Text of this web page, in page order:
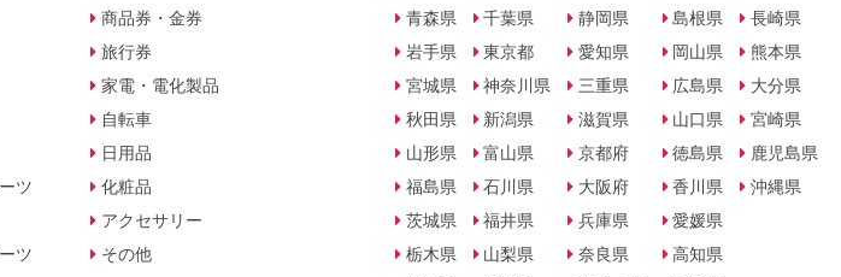
ツ
ツ
商品券・金券
旅行券
家電・電化製品
自転車
日用品
化粧品
アクセサリー
その他
青森県
岩手県
宮城県
秋田県
山形県
福島県
茨城県
栃木県
千葉県
東京都
神奈川県
新潟県
富山県
石川県
福井県
山梨県
静岡県
愛知県
三重県
滋賀県
京都府
大阪府
兵庫県
奈良県
島根県
岡山県
広島県
山口県
徳島県
香川県
愛媛県
高知県
長崎県
熊本県
大分県
宮崎県
鹿児島県
沖縄県